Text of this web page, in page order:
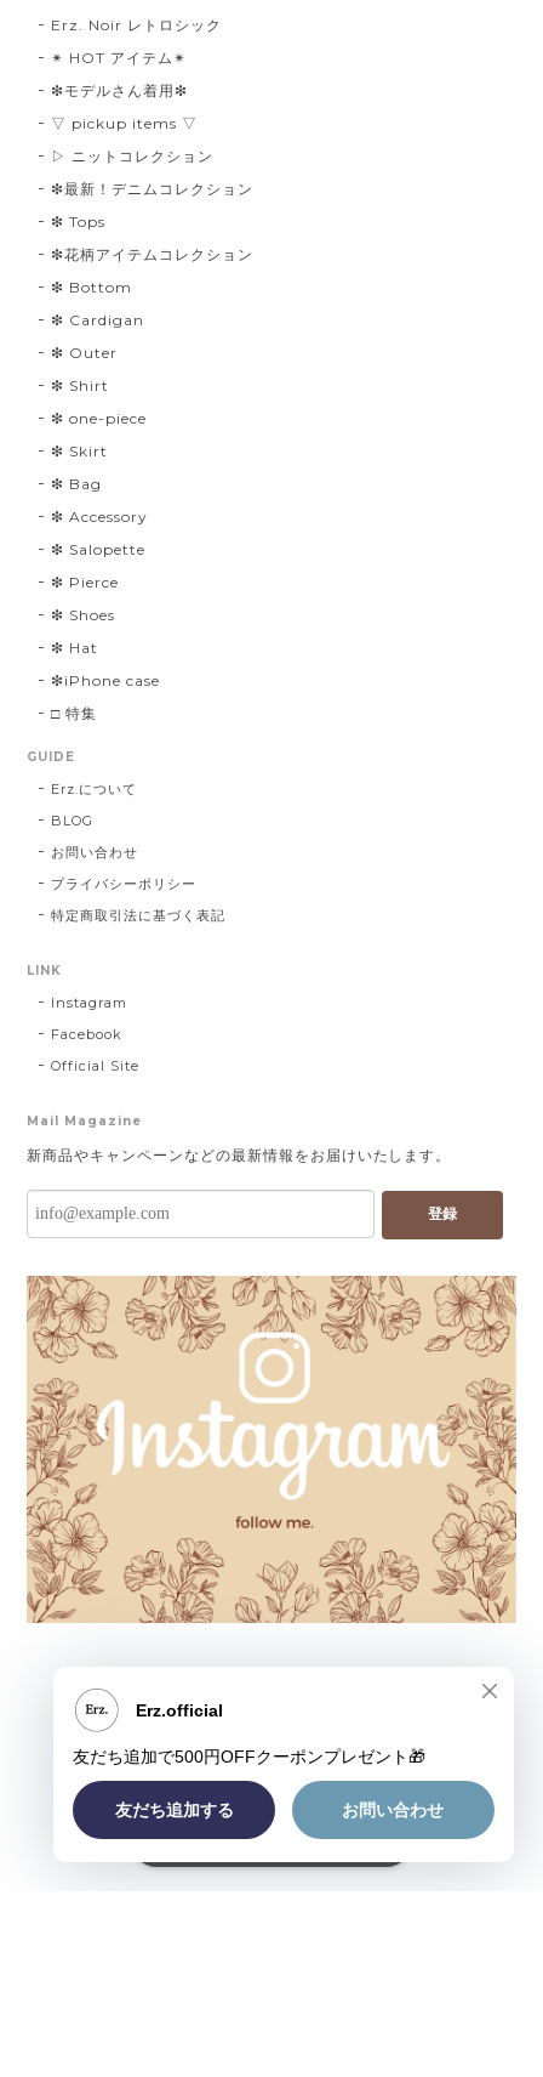
Erz. Noir レトロシック
✴︎ HOT アイテム✴︎
❇︎モデルさん着用❇︎
▽ pickup items ▽
▷ ニットコレクション
❇︎最新！デニムコレクション
❇︎ Tops
❇︎花柄アイテムコレクション
❇︎ Bottom
❇︎ Cardigan
❇︎ Outer
❇︎ Shirt
❇︎ one-piece
❇︎ Skirt
❇︎ Bag
❇︎ Accessory
❇︎ Salopette
❇︎ Pierce
❇︎ Shoes
❇︎ Hat
❇︎iPhone case
□ 特集
GUIDE
Erz.について
BLOG
お問い合わせ
プライバシーポリシー
特定商取引法に基づく表記
LINK
Instagram
Facebook
Official Site
Mail Magazine
新商品やキャンペーンなどの最新情報をお届けいたします。
登録
ショップに質問する